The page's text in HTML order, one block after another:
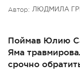
Автор: ЛЮДМИЛА
Поймав Юлию
Яма
срочно